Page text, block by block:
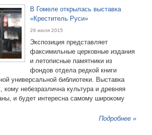
В Гомеле открылась выставка
«Креститель Руси»
29 июля 2015
Экспозиция представляет
факсимильные церковные издания
и летописные памятники из
фондов отдела редкой книги
универсальной библиотеки. Выставка
кому небезразлична культура и древняя
и будет интересна самому широкому
Подробнее »